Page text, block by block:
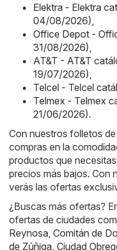
Elektra - Elektra
04/08/2026)
Office Depot -
31/08/2026)
AT&T - AT&T
19/07/2026)
Telcel - Telcel
Telmex - Telmex
21/06/2026).
Con nuestros folletos
compras en la
productos que
precios más bajos. Con
verás las ofertas
¿Buscas más ofertas?
ofertas de ciudades
Reynosa Comitán de
de Zúñiga Ciudad